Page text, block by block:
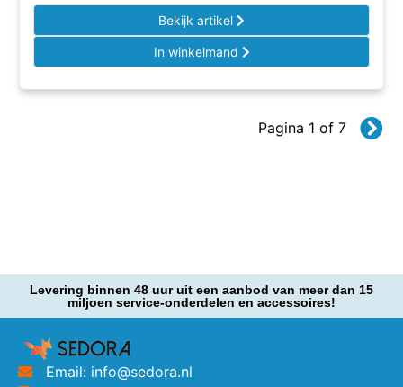
Bekijk artikel
In winkelmand
Pagina 1 of 7
Levering binnen 48 uur uit een aanbod van meer dan 15
miljoen service-onderdelen en accessoires!
Email: info@sedora.nl